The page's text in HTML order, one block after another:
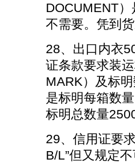
DOCUMENT
不需要。凭到
28、出口内衣
证条款要求装
MARK）及标
是标明每箱数
标明总数量
29、信用证要
B/L”但又规定